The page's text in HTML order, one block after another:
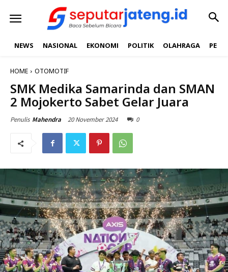
NEWS NASIONAL EKONOMI POLITIK OLAHRAGA
HOME OTOMOTIF
SMK Medika Samarinda dan SMAN
2 Mojokerto Sabet Gelar Juara
Penulis Mahendra 20 November 2024 0